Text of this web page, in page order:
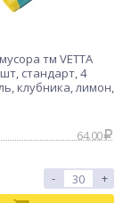
тм VETTA
стандарт, 4
клубника, лимон,
64.00
- +